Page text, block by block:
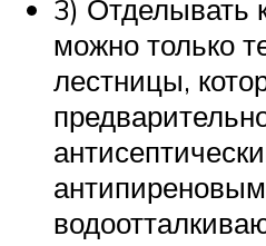
3) Отделывать
можно только
лестницы,